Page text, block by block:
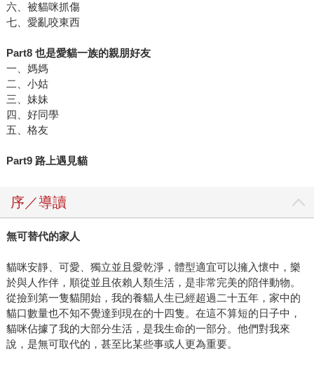
六、被貓咪抓傷
七、愛亂咬東西
Part8 也是愛貓一族的親朋好友
一、媽媽
二、小姑
三、妹妹
四、好同學
五、格友
Part9 路上遇見貓
序／導讀
無可替代的家人
貓咪安靜、可愛、獨立並且愛乾淨，體型適宜可以擁入懷中，樂
於與人作伴，順從並且依賴人類生活，是非常完美的陪伴動物。
從撿到第一隻貓開始，我的養貓人生已經超過二十五年，家中的
貓口數量也不知不覺達到現在的十四隻。在這不算短的日子中，
貓咪佔據了我的大部分生活，是我生命的一部分。他們對我來
說，是無可取代的，甚至比某些事或人更為重要。